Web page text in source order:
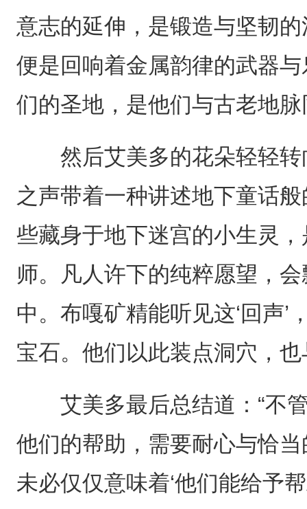
意志的延伸，是锻造与坚韧
便是回响着金属韵律的武器
们的圣地，是他们与古老地脉
然后艾美多的花朵轻轻转
之声带着一种讲述地下童话
些藏身于地下迷宫的小生灵
师。凡人许下的纯粹愿望，
中。布嘎矿精能听见这‘回声
宝石。他们以此装点洞穴，也
艾美多最后总结道：“不管
他们的帮助，需要耐心与恰
未必仅仅意味着‘他们能给予